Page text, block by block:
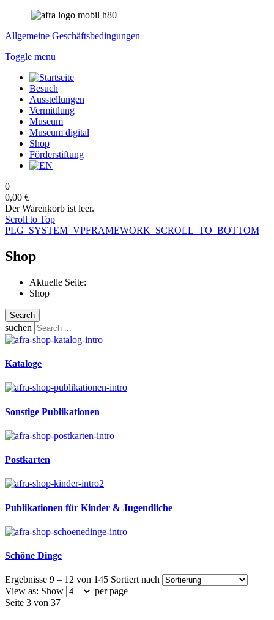
Allgemeine Geschäftsbedingungen
Toggle menu
Besuch
Ausstellungen
Vermittlung
Museum
Museum digital
Shop
Förderstiftung
0
0,00 €
Der Warenkorb ist leer.
Scroll to Top
PLG_SYSTEM_VPFRAMEWORK_SCROLL_TO_BOTTOM
Shop
Aktuelle Seite:
Shop
Search
suchen
Kataloge
Sonstige Publikationen
Postkarten
Publikationen für Kinder & Jugendliche
Schöne Dinge
Ergebnisse 9 – 12 von 145 Sortiert nach
View as: Show
per page
Seite 3 von 37